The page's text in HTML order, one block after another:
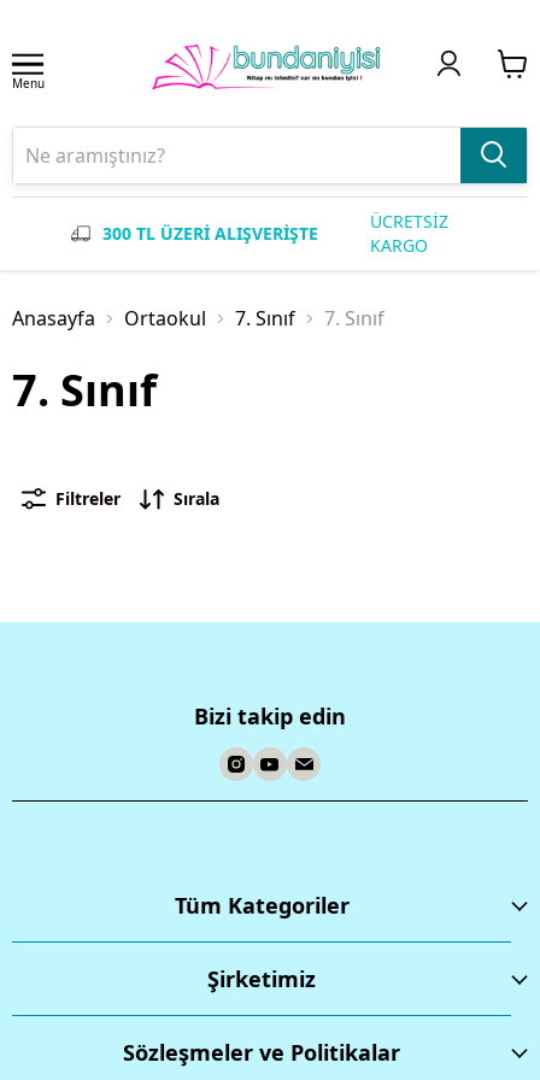
Menu
300 TL ÜZERİ ALIŞVERİŞTE
ÜCRETSİZ
KARGO
Anasayfa Ortaokul 7. Sınıf 7. Sınıf
7. Sınıf
Filtreler Sırala
Bizi takip edin
Tüm Kategoriler
Şirketimiz
Sözleşmeler ve Politikalar